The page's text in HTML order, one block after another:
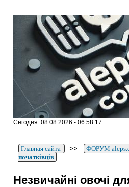
Сегодня: 08.08.2026 - 06:58:17
Главная сайта >> ФОРУМ
початківців
Незвичайні овочі